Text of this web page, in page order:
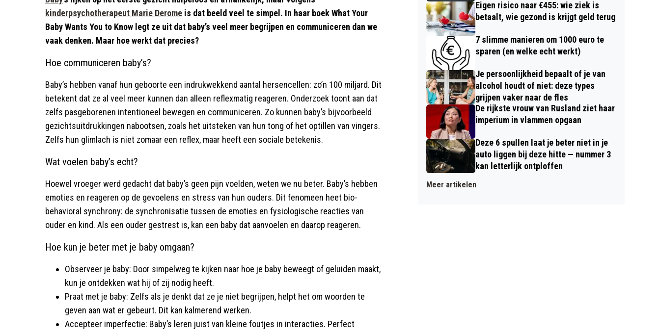
kinderpsychotherapeut Marie Derome is dat beeld veel te simpel. In haar boek What Your
Baby Wants You to Know legt ze uit dat baby’s veel meer begrijpen en communiceren dan we
vaak denken. Maar hoe werkt dat precies?
Hoe communiceren baby’s?
Baby’s hebben vanaf hun geboorte een indrukwekkend aantal hersencellen: zo’n 100 miljard. Dit
betekent dat ze al veel meer kunnen dan alleen reflexmatig reageren. Onderzoek toont aan dat
zelfs pasgeborenen intentioneel bewegen en communiceren. Zo kunnen baby’s bijvoorbeeld
gezichtsuitdrukkingen nabootsen, zoals het uitsteken van hun tong of het optillen van vingers.
Zelfs hun glimlach is niet zomaar een reflex, maar heeft een sociale betekenis.
Wat voelen baby’s echt?
Hoewel vroeger werd gedacht dat baby’s geen pijn voelden, weten we nu beter. Baby’s hebben
emoties en reageren op de gevoelens en stress van hun ouders. Dit fenomeen heet bio-
behavioral synchrony: de synchronisatie tussen de emoties en fysiologische reacties van
ouder en kind. Als een ouder gestrest is, kan een baby dat aanvoelen en daarop reageren.
Hoe kun je beter met je baby omgaan?
Observeer je baby: Door simpelweg te kijken naar hoe je baby beweegt of geluiden maakt,
kun je ontdekken wat hij of zij nodig heeft.
Praat met je baby: Zelfs als je denkt dat ze je niet begrijpen, helpt het om woorden te
geven aan wat er gebeurt. Dit kan kalmerend werken.
Accepteer imperfectie: Baby’s leren juist van kleine foutjes in interacties. Perfect
Eigen risico naar €455: wie ziek is
betaalt, wie gezond is krijgt geld terug
7 slimme manieren om 1000 euro te
sparen (en welke echt werkt)
Je persoonlijkheid bepaalt of je van
alcohol houdt of niet: deze types
grijpen vaker naar de fles
De rijkste vrouw van Rusland ziet haar
imperium in vlammen opgaan
Deze 6 spullen laat je beter niet in je
auto liggen bij deze hitte — nummer 3
kan letterlijk ontploffen
Meer artikelen